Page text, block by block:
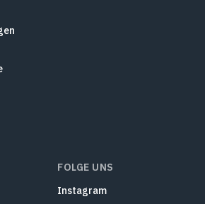
FOLGE UNS
Instagram